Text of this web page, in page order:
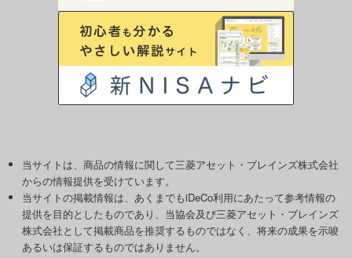
当サイトは、商品の情報に関して三菱アセット・ブレインズ株式会社
からの情報提供を受けています。
当サイトの掲載情報は、あくまでもiDeCo利用にあたって参考情報の
提供を目的としたものであり、当協会及び三菱アセット・ブレインズ
株式会社として掲載商品を推奨するものではなく、将来の成果を示唆
あるいは保証するものではありません。